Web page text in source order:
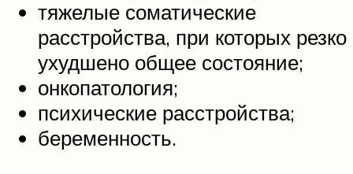
тяжелые соматические
расстройства, при которых резко
ухудшено общее состояние;
онкопатология;
психические расстройства;
беременность.